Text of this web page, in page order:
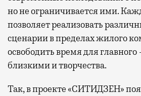
но не ограничивается ими.
позволяет реализовать
сценарии в пределах жилого
освободить время для
близкими и творчества.
Так, в проекте «СИТИДЗЕН»